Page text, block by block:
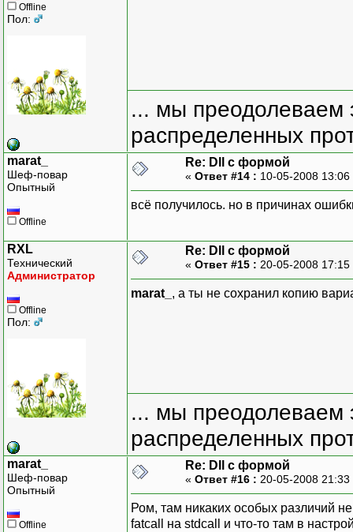
Offline
Пол:
... мы преодолеваем
распределенных
marat_
Шеф-повар
Опытный
Offline
Re: Dll с формой
« Ответ #14 : 10-05-2008
всё получилось. но в причинах
RXL
Технический
Администратор
Offline
Пол:
Re: Dll с формой
« Ответ #15 : 20-05-2008
marat_ , а ты не сохранил копию
... мы преодолеваем
распределенных
marat_
Шеф-повар
Опытный
Offline
Re: Dll с формой
« Ответ #16 : 20-05-2008
Ром, там никаких особых различий
fatcall на stdcall и что-то там в